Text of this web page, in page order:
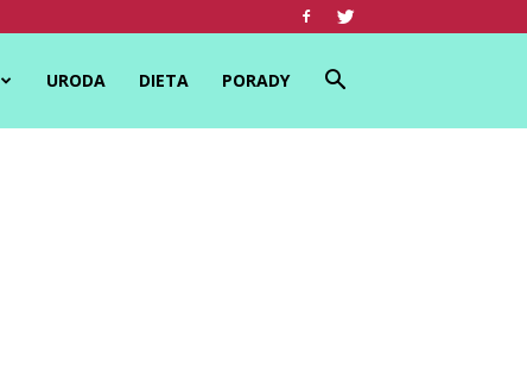
URODA DIETA PORADY